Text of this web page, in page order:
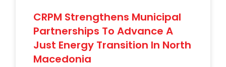
CRPM Strengthens Municipal
Partnerships To Advance A
Just Energy Transition In North
Macedonia